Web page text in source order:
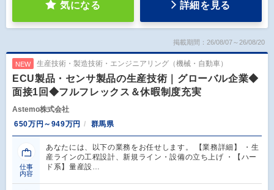
気になる 詳細を見る
掲載期間：26/08/07～26/08/20
NEW 生産技術・製造技術・エンジニアリング（機械・自動車）
ECU製品・センサ製品の生産技術｜グローバル企業◆
面接1回◆フルフレックス＆休暇制度充実
Astemo株式会社
650万円～949万円
群馬県
仕事
内容
あなたには、以下の業務をお任せします。 【業務詳細】 ・生
産ラインの工程設計、新規ライン・設備の立ち上げ ・【ハー
ド系】量産設…